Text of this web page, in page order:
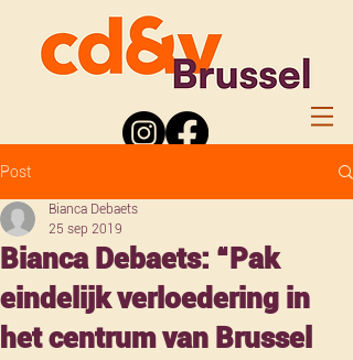
Post
Bianca Debaets: “Pak
eindelijk verloedering in
het centrum van Brussel
Bianca Debaets
25 sep 2019